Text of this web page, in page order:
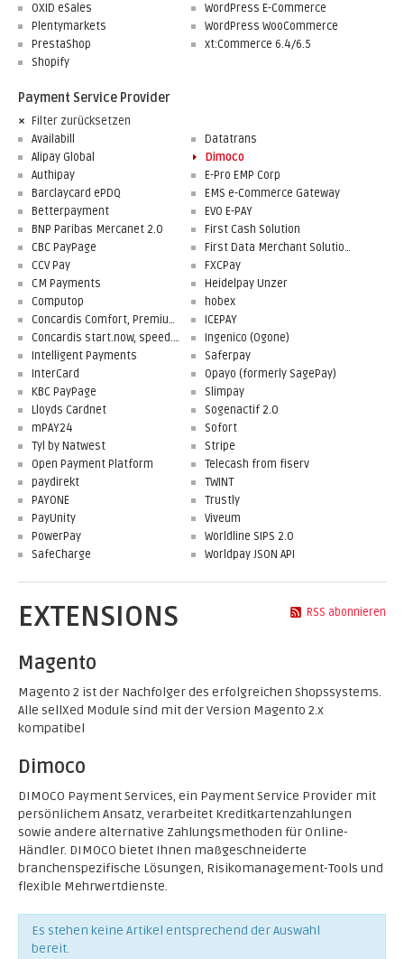
OXID eSales
Plentymarkets
PrestaShop
Shopify
WordPress E-Commerce
WordPress WooCommerce
xt:Commerce 6.4/6.5
Payment Service Provider
Filter zurücksetzen
Availabill
Alipay Global
Authipay
Barclaycard ePDQ
Betterpayment
BNP Paribas Mercanet 2.0
CBC PayPage
CCV Pay
CM Payments
Computop
Concardis Comfort, Premium, Professional
Concardis start.now, speed.up, flex.pro
Datatrans
Dimoco
E-Pro EMP Corp
EMS e-Commerce Gateway
EVO E-PAY
First Cash Solution
First Data Merchant Solutions
FXCPay
Heidelpay Unzer
hobex
ICEPAY
Ingenico (Ogone)
Intelligent Payments
InterCard
KBC PayPage
Lloyds Cardnet
mPAY24
Tyl by Natwest
Open Payment Platform
paydirekt
PAYONE
PayUnity
PowerPay
SafeCharge
Saferpay
Opayo (formerly SagePay)
Slimpay
Sogenactif 2.0
Sofort
Stripe
Telecash from fiserv
TWINT
Trustly
Viveum
Worldline SIPS 2.0
Worldpay JSON API
RSS abonnieren
EXTENSIONS
Magento
Magento 2 ist der Nachfolger des erfolgreichen Shopssystems.
Alle sellXed Module sind mit der Version Magento 2.x
kompatibel
Dimoco
DIMOCO Payment Services, ein Payment Service Provider mit
persönlichem Ansatz, verarbeitet Kreditkartenzahlungen
sowie andere alternative Zahlungsmethoden für Online-
Händler. DIMOCO bietet Ihnen maßgeschneiderte
branchenspezifische Lösungen, Risikomanagement-Tools und
flexible Mehrwertdienste.
Es stehen keine Artikel entsprechend der Auswahl
bereit.